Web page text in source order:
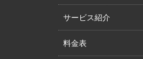
サービス紹介
料金表